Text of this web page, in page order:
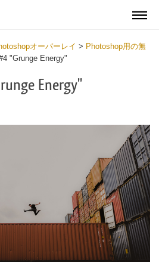
オーバーレイ > Photoshop用の無
"Grunge Energy"
Energy"